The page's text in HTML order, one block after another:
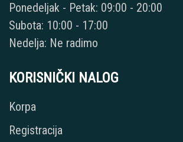
Ponedeljak - Petak: 09:00 - 20:00
Subota: 10:00 - 17:00
Nedelja: Ne radimo
KORISNIČKI NALOG
Korpa
Registracija